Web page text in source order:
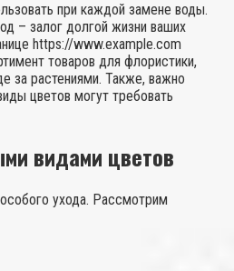
при каждой замене воды.
– залог долгой жизни ваших
https://www.example.com
товаров для флористики,
за растениями. Также, важно
цветов могут требовать
видами цветов
ухода. Рассмотрим